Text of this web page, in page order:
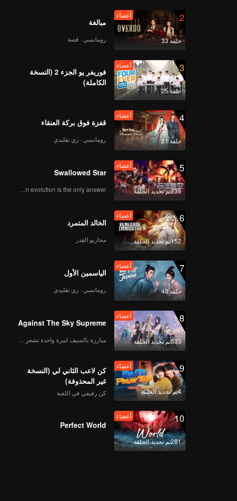
2
حلقة 33
أعضاء
مبالغة
رومانسي · قصة
3
حلقة 25
أعضاء
فوريفر يو الجزء 2 (النسخة
الكاملة)
4
حلقة 21
أعضاء
قفزة فوق بركة العنقاء
رومانسي · زي تقليدي
5
235تم تجديد الحلقة
أعضاء
Swallowed Star
Human evolution is the only answer.
6
152تم تجديد الحلقة
أعضاء
الخالد المتمرد
محاربو القدر
7
حلقة 40
أعضاء
الياسمين الأول
رومانسي · زي تقليدي
8
533تم تجديد الحلقة
أعضاء
Against The Sky Supreme
9
4تم تجديد الحلقة
أعضاء
كن لاعب الثاني لي (النسخة
غير المحذوفة)
كن رفيقي في اللعبة
10
281تم تجديد الحلقة
أعضاء
Perfect World